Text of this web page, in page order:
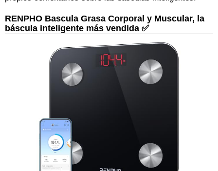
RENPHO Bascula Grasa Corporal y Muscular, la
báscula inteligente más vendida ✅